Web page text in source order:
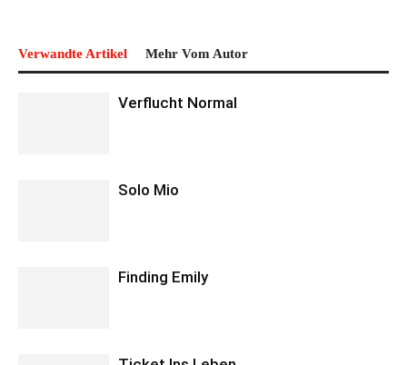
Verwandte Artikel Mehr Vom Autor
Verflucht Normal
Solo Mio
Finding Emily